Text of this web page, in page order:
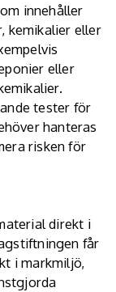
innehåller
kemikalier eller
eller
tester för
hanteras
risken för
direkt i
får
i markmiljö,